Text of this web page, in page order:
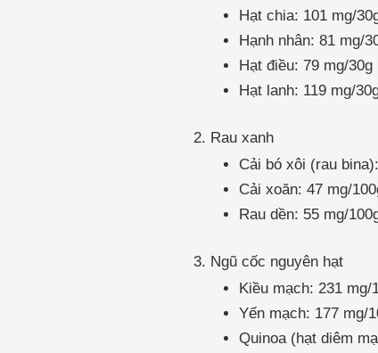
Hạt chia: 101 mg/
Hạnh nhân: 81 mg/
Hạt điều: 79 mg/30g
Hạt lanh: 119 mg/
2. Rau xanh
Cải bó xôi (rau
Cải xoăn: 47 mg/
Rau dền: 55 mg/
3. Ngũ cốc nguyên hạt
Kiều mạch: 231 mg/
Yến mạch: 177 mg/
Quinoa (hạt diêm